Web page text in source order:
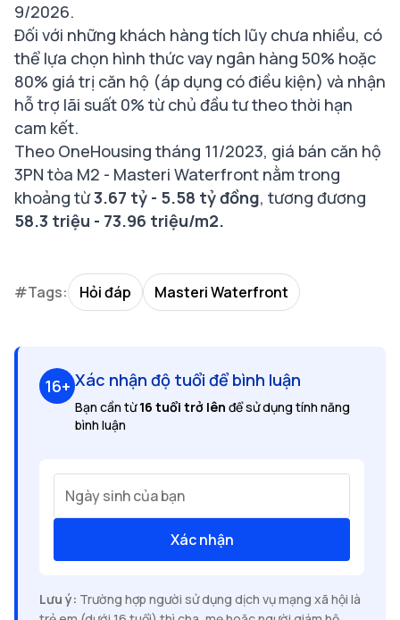
9/2026.
Đối với những khách hàng tích lũy chưa nhiều, có
thể lựa chọn hình thức vay ngân hàng 50% hoặc
80% giá trị căn hộ (áp dụng có điều kiện) và nhận
hỗ trợ lãi suất 0% từ chủ đầu tư theo thời hạn
cam kết.
Theo OneHousing tháng 11/2023, giá bán căn hộ
3PN tòa M2 - Masteri Waterfront nằm trong
khoảng từ3.67 tỷ - 5.58 tỷ đồng, tương đương
58.3 triệu - 73.96 triệu/m2.
#Tags: Hỏi đáp Masteri Waterfront
16+ Xác nhận độ tuổi để bình luận
Bạn cần từ16 tuổi trở lên để sử dụng tính năng
bình luận
Ngày sinh của bạn
Xác nhận
Lưu ý: Trường hợp người sử dụng dịch vụ mạng xã hội là